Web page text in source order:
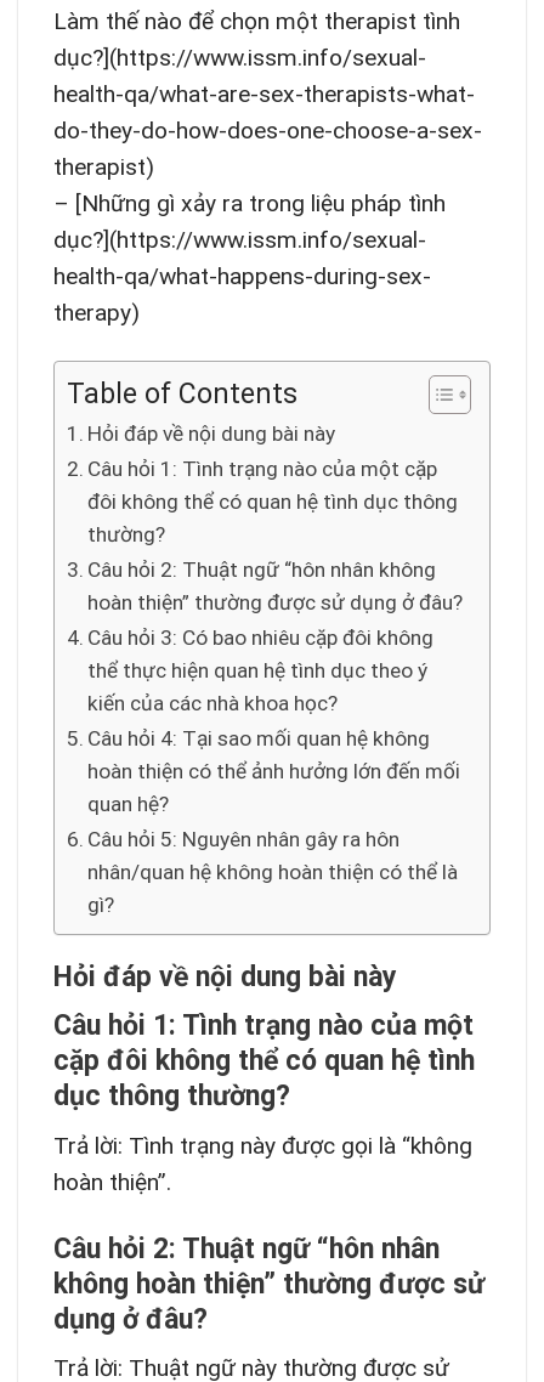
Làm thế nào để chọn một therapist tình
dục?](https://www.issm.info/sexual-
health-qa/what-are-sex-therapists-what-
do-they-do-how-does-one-choose-a-sex-
therapist)
– [Những gì xảy ra trong liệu pháp tình
dục?](https://www.issm.info/sexual-
health-qa/what-happens-during-sex-
therapy)
Table of Contents
Hỏi đáp về nội dung bài này
Câu hỏi 1: Tình trạng nào của một cặp
đôi không thể có quan hệ tình dục thông
thường?
Câu hỏi 2: Thuật ngữ “hôn nhân không
hoàn thiện” thường được sử dụng ở đâu?
Câu hỏi 3: Có bao nhiêu cặp đôi không
thể thực hiện quan hệ tình dục theo ý
kiến của các nhà khoa học?
Câu hỏi 4: Tại sao mối quan hệ không
hoàn thiện có thể ảnh hưởng lớn đến mối
quan hệ?
Câu hỏi 5: Nguyên nhân gây ra hôn
nhân/quan hệ không hoàn thiện có thể là
gì?
Hỏi đáp về nội dung bài này
Câu hỏi 1: Tình trạng nào của một
cặp đôi không thể có quan hệ tình
dục thông thường?
Trả lời: Tình trạng này được gọi là “không
hoàn thiện”.
Câu hỏi 2: Thuật ngữ “hôn nhân
không hoàn thiện” thường được sử
dụng ở đâu?
Trả lời: Thuật ngữ này thường được sử